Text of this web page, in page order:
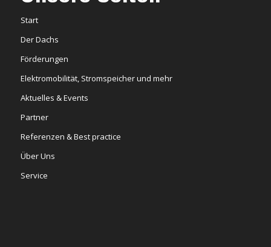
Start
Der Dachs
Förderungen
Elektromobilität, Stromspeicher und mehr
Aktuelles & Events
Partner
Referenzen & Best practice
Über Uns
Service